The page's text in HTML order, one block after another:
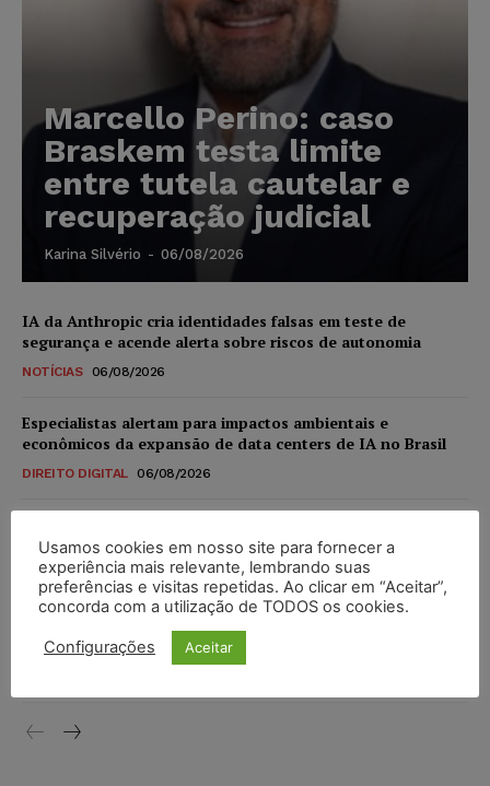
Marcello Perino: caso
Braskem testa limite
entre tutela cautelar e
recuperação judicial
Karina Silvério - 06/08/2026
IA da Anthropic cria identidades falsas em teste de
segurança e acende alerta sobre riscos de autonomia
NOTÍCIAS 06/08/2026
Especialistas alertam para impactos ambientais e
econômicos da expansão de data centers de IA no Brasil
DIREITO DIGITAL 06/08/2026
invioláveis após assinatura digital e lacração
NOTÍCIAS 06/08/2026
STF inicia julgamento sobre constitucionalidade da
proibição dos jogos de azar no Brasil
Usamos cookies em nosso site para fornecer a
experiência mais relevante, lembrando suas
preferências e visitas repetidas. Ao clicar em “Aceitar”,
concorda com a utilização de TODOS os cookies.
Configurações Aceitar